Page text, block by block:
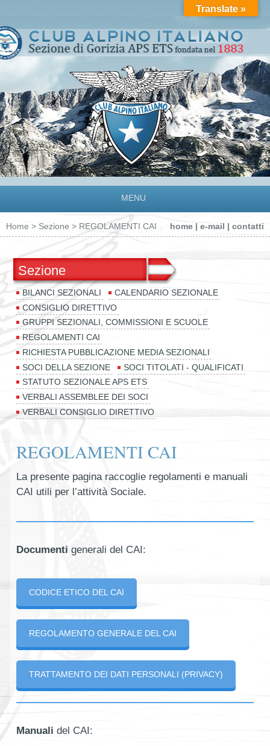
MENU
Home > Sezione > REGOLAMENTI CAI home | e-mail | contatti
Sezione
BILANCI SEZIONALI
CALENDARIO SEZIONALE
CONSIGLIO DIRETTIVO
GRUPPI SEZIONALI, COMMISSIONI E SCUOLE
REGOLAMENTI CAI
RICHIESTA PUBBLICAZIONE MEDIA SEZIONALI
SOCI DELLA SEZIONE
SOCI TITOLATI - QUALIFICATI
STATUTO SEZIONALE APS ETS
VERBALI ASSEMBLEE DEI SOCI
VERBALI CONSIGLIO DIRETTIVO
REGOLAMENTI CAI
La presente pagina raccoglie regolamenti e manuali
CAI utili per l’attività Sociale.
Documenti generali del CAI:
CODICE ETICO DEL CAI
REGOLAMENTO GENERALE DEL CAI
TRATTAMENTO DEI DATI PERSONALI (PRIVACY)
Manuali del CAI:
Translate »